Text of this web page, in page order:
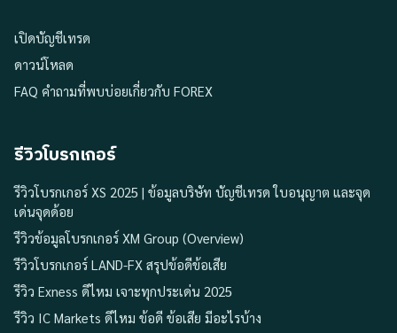
เปิดบัญชีเทรด
ดาวน์โหลด
FAQ คำถามที่พบบ่อยเกี่ยวกับ FOREX
รีวิวโบรกเกอร์
รีวิวโบรกเกอร์ XS 2025 | ข้อมูลบริษัท บัญชีเทรด ใบอนุญาต และจุด
เด่นจุดด้อย
รีวิวข้อมูลโบรกเกอร์ XM Group (Overview)
รีวิวโบรกเกอร์ LAND-FX สรุปข้อดีข้อเสีย
รีวิว Exness ดีไหม เจาะทุกประเด่น 2025
รีวิว IC Markets ดีไหม ข้อดี ข้อเสีย มีอะไรบ้าง